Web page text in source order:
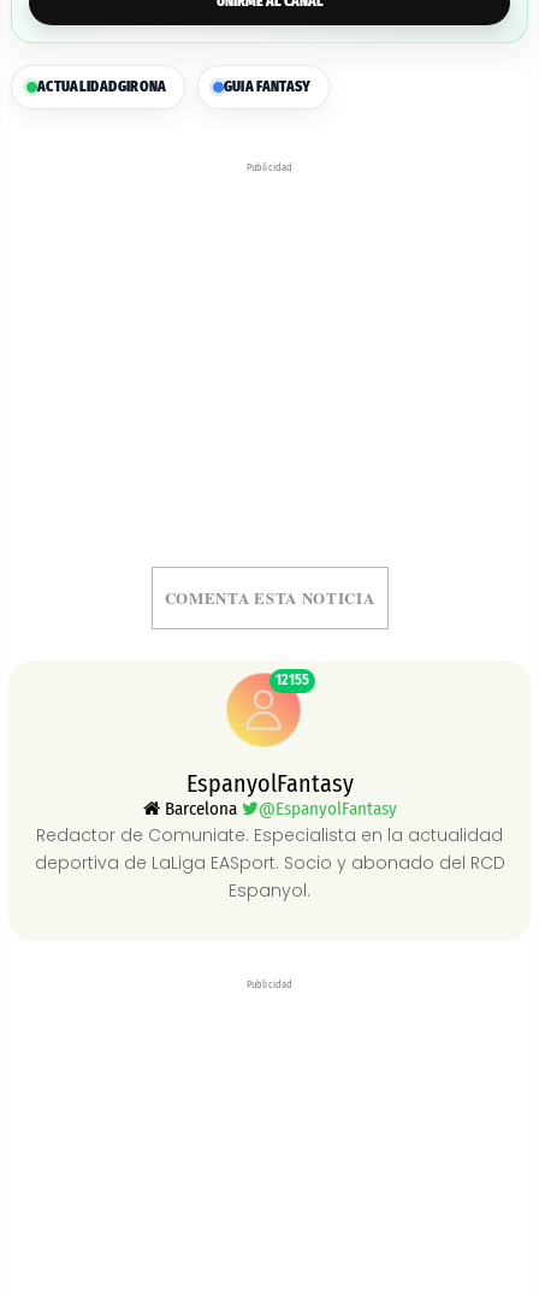
ACTUALIDADGIRONA GUIA FANTASY
Publicidad
COMENTA ESTA NOTICIA
12155
EspanyolFantasy
Barcelona @EspanyolFantasy
Redactor de Comuniate. Especialista en la actualidad
deportiva de LaLiga EASport. Socio y abonado del RCD
Espanyol.
Publicidad